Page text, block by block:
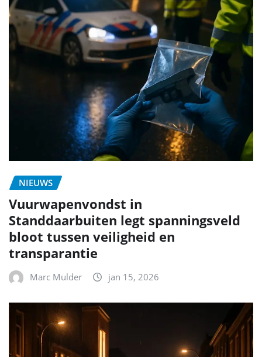
NIEUWS
Vuurwapenvondst in
Standdaarbuiten legt spanningsveld
bloot tussen veiligheid en
transparantie
Marc Mulder jan 15, 2026